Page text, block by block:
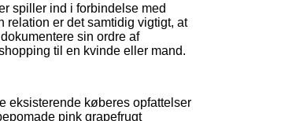
spiller ind i forbindelse med
relation er det samtidig vigtigt, at
sin ordre af
til en kvinde eller mand.
eksisterende køberes opfattelser
pink grapefrugt